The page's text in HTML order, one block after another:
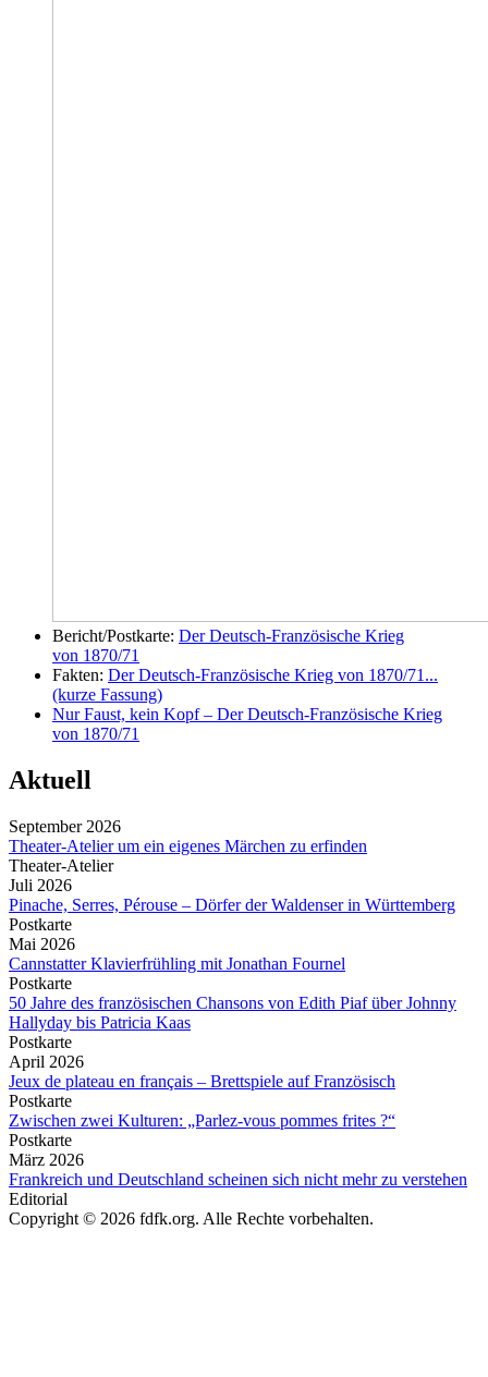
Bericht/Postkarte: Der Deutsch-Französische Krieg
von 1870/71
Fakten: Der Deutsch-Französische Krieg von 1870/71...
(kurze Fassung)
Nur Faust, kein Kopf – Der Deutsch-Französische Krieg
von 1870/71
Aktuell
September 2026
Theater-Atelier um ein eigenes Märchen zu erfinden
Theater-Atelier
Juli 2026
Pinache, Serres, Pérouse – Dörfer der Waldenser in Württemberg
Postkarte
Mai 2026
Cannstatter Klavierfrühling mit Jonathan Fournel
Postkarte
50 Jahre des französischen Chansons von Edith Piaf über Johnny
Hallyday bis Patricia Kaas
Postkarte
April 2026
Jeux de plateau en français – Brettspiele auf Französisch
Postkarte
Zwischen zwei Kulturen: „Parlez-vous pommes frites ?“
Postkarte
März 2026
Frankreich und Deutschland scheinen sich nicht mehr zu verstehen
Editorial
Copyright © 2026 fdfk.org. Alle Rechte vorbehalten.